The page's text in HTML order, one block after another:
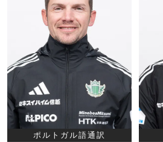
ポルトガル語通訳